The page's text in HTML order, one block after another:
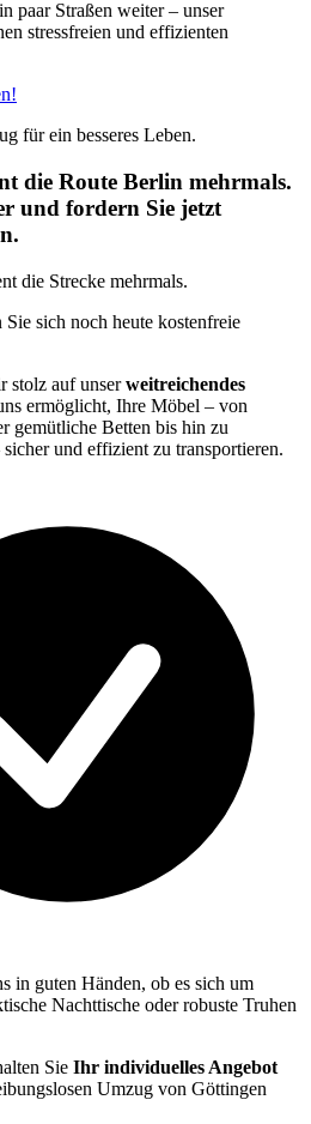
paar Straßen weiter – unser
stressfreien und effizienten
für ein besseres Leben.
die Route Berlin mehrmals.
und fordern Sie jetzt
die Strecke mehrmals.
sich noch heute kostenfreie
stolz auf unserweitreichendes
ermöglicht, Ihre Möbel – von
gemütliche Betten bis hin zu
und effizient zu transportieren.
in guten Händen, ob es sich um
Nachttische oder robuste Truhen
Sie Ihr individuelles Angebot
Umzug von Göttingen